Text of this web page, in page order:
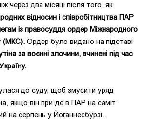
через два місяці після того, як
відносин і співробітництва ПАР
із правосуддя ордер Міжнародного
(МКС). Ордер було видано на підставі
за воєнні злочини, вчинені під час
до суду, щоб змусити уряд
якщо він приїде в ПАР на саміт
на серпень у Йоганнесбурзі.